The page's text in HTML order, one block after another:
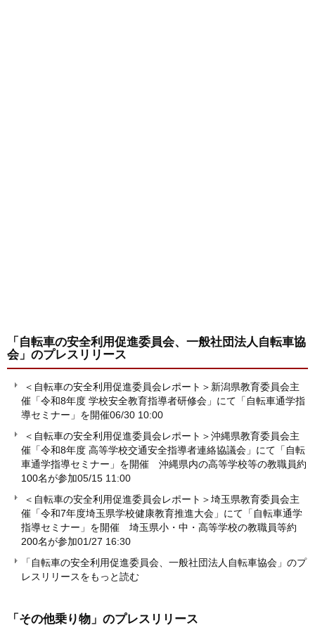
「自転車の安全利用促進委員会、一般社団法人自転車協
会」 のプレスリリース
＜自転車の安全利用促進委員会レポート＞新潟県教育委員会主
催「令和8年度 学校安全教育指導者研修会」にて「自転車通学指
導セミナー」を開催06/30 10:00
＜自転車の安全利用促進委員会レポート＞沖縄県教育委員会主
催「令和8年度 高等学校交通安全指導者連絡協議会」にて「自転
車通学指導セミナー」を開催 沖縄県内の高等学校等の教職員約
100名が参加05/15 11:00
＜自転車の安全利用促進委員会レポート＞埼玉県教育委員会主
催「令和7年度埼玉県学校健康教育推進大会」にて「自転車通学
指導セミナー」を開催 埼玉県小・中・高等学校の教職員等約
200名が参加01/27 16:30
「自転車の安全利用促進委員会、一般社団法人自転車協会」のプ
レスリリースをもっと読む
「その他乗り物」 のプレスリリース